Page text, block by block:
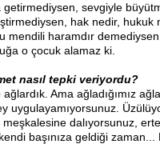
sevgiyle
hak nedir, hukuk
mendili haramdır
o çocuk alamaz ki.
nasıl tepki veriyordu?
Ama ağladığımız
uygulayamıyorsunuz.
meşkalesine dalıyorsunuz,
başınıza geldiği zaman...